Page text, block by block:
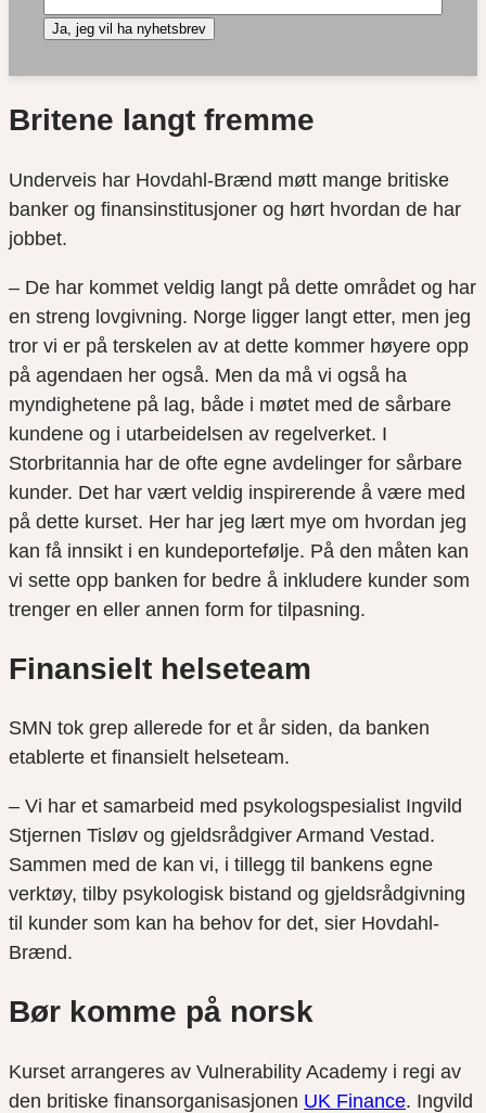
Ja, jeg vil ha nyhetsbrev
Britene langt fremme
Underveis har Hovdahl-Brænd møtt mange britiske
banker og finansinstitusjoner og hørt hvordan de har
jobbet.
– De har kommet veldig langt på dette området og har
en streng lovgivning. Norge ligger langt etter, men jeg
tror vi er på terskelen av at dette kommer høyere opp
på agendaen her også. Men da må vi også ha
myndighetene på lag, både i møtet med de sårbare
kundene og i utarbeidelsen av regelverket. I
Storbritannia har de ofte egne avdelinger for sårbare
kunder. Det har vært veldig inspirerende å være med
på dette kurset. Her har jeg lært mye om hvordan jeg
kan få innsikt i en kundeportefølje. På den måten kan
vi sette opp banken for bedre å inkludere kunder som
trenger en eller annen form for tilpasning.
Finansielt helseteam
SMN tok grep allerede for et år siden, da banken
etablerte et finansielt helseteam.
– Vi har et samarbeid med psykologspesialist Ingvild
Stjernen Tisløv og gjeldsrådgiver Armand Vestad.
Sammen med de kan vi, i tillegg til bankens egne
verktøy, tilby psykologisk bistand og gjeldsrådgivning
til kunder som kan ha behov for det, sier Hovdahl-
Brænd.
Bør komme på norsk
Kurset arrangeres av Vulnerability Academy i regi av
den britiske finansorganisasjonen UK Finance. Ingvild